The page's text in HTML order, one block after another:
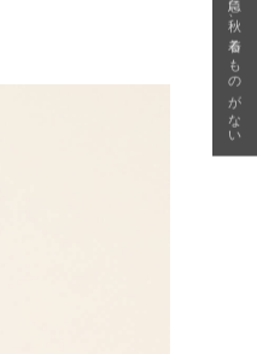
急に秋、着るものがない